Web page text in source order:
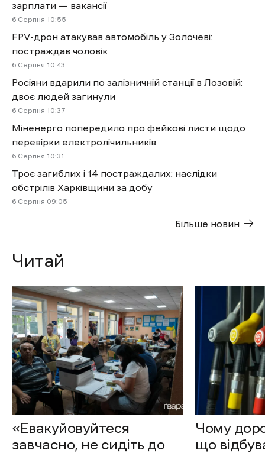
зарплати — вакансії
6 Cерпня 10:55
FPV-дрон атакував автомобіль у Золочеві:
постраждав чоловік
6 Cерпня 10:43
Росіяни вдарили по залізничній станції в Лозовій:
двоє людей загинули
6 Cерпня 10:37
Міненерго попередило про фейкові листи щодо
перевірки електролічильників
6 Cерпня 10:31
Троє загиблих і 14 постраждалих: наслідки
обстрілів Харківщини за добу
6 Cерпня 09:05
Більше новин
Читай
«Евакуйовуйтеся
завчасно, не сидіть до
Чому
що